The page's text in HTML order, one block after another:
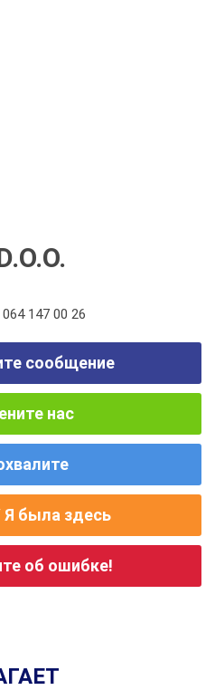
064 147 00 26
сообщение
нас
была здесь
об ошибке!